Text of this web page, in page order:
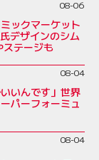
08-06
ックマーケット
デザインのシム
ステージも
08-04
いんです」世界
パーフォーミュ
08-04